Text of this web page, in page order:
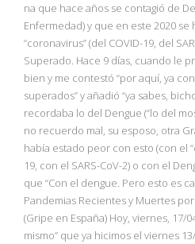
NBA
MULTIMEDIA
RIO 2016
na que hace años se contagió de
Enfermedad) y que en este 2020 se
“coronavirus” (del COVID-19, del
Superado. Hace 9 días, cuando le
bien y me contestó “por aquí, ya
superados” y añadió “ya sabes,
recordaba lo del Dengue (“lo del
no recuerdo mal, su esposo, otra
había estado peor con esto (con el
19, con el SARS-CoV-2) o con el
que “Con el dengue. Pero esto es
Pandemias Recientes y Muertes
(Gripe en España) Hoy, viernes, 17/
mismo” que ya hicimos el viernes